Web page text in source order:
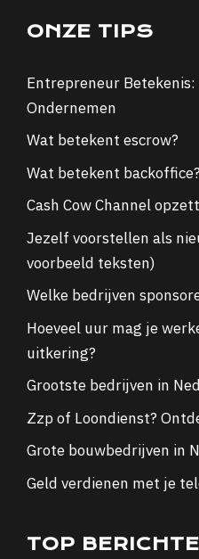
ONZE TIPS
Entrepreneur
Ondernemen
Wat betekent escrow?
Wat betekent backoffice?
Cash Cow Channel
Jezelf voorstellen als
voorbeeld teksten)
Welke bedrijven
Hoeveel uur mag je
uitkering?
Grootste bedrijven in
Zzp of Loondienst?
Grote bouwbedrijven in
Geld verdienen met je
TOP